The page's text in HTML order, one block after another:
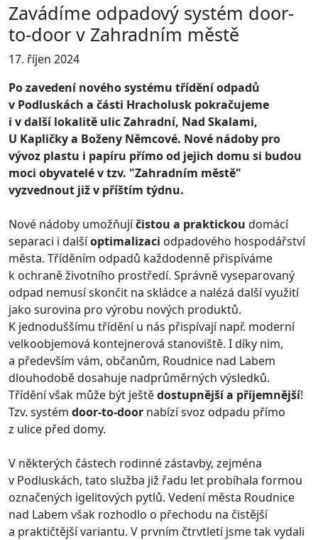
Zavádíme odpadový systém door-
to-door v Zahradním městě
17. říjen 2024
Po zavedení nového systému třídění odpadů
v Podluskách a části Hracholusk pokračujeme
i v další lokalitě ulic Zahradní, Nad Skalami,
U Kapličky a Boženy Němcové. Nové nádoby pro
vývoz plastu i papíru přímo od jejich domu si budou
moci obyvatelé v tzv. "Zahradním městě"
vyzvednout již v příštím týdnu.
Nové nádoby umožňujíčistou a praktickou domácí
separaci i dalšíoptimalizaci odpadového hospodářství
města. Tříděním odpadů každodenně přispíváme
k ochraně životního prostředí. Správně vyseparovaný
odpad nemusí skončit na skládce a nalézá další využití
jako surovina pro výrobu nových produktů.
K jednoduššímu třídění u nás přispívají např. moderní
velkoobjemová kontejnerová stanoviště. I díky nim,
a především vám, občanům, Roudnice nad Labem
dlouhodobě dosahuje nadprůměrných výsledků.
Třídění však může být ještědostupnější a příjemnější!
Tzv. systém door-to-door nabízí svoz odpadu přímo
z ulice před domy.
V některých částech rodinné zástavby, zejména
v Podluskách, tato služba již řadu let probíhala formou
označených igelitových pytlů. Vedení města Roudnice
nad Labem však rozhodlo o přechodu na čistější
a praktičtější variantu. V prvním čtrvtletí jsme tak vydali